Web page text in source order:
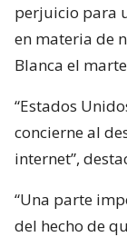
perjuicio para
en materia de
Blanca el
“Estados
concierne al
internet”,
“Una parte
del hecho de